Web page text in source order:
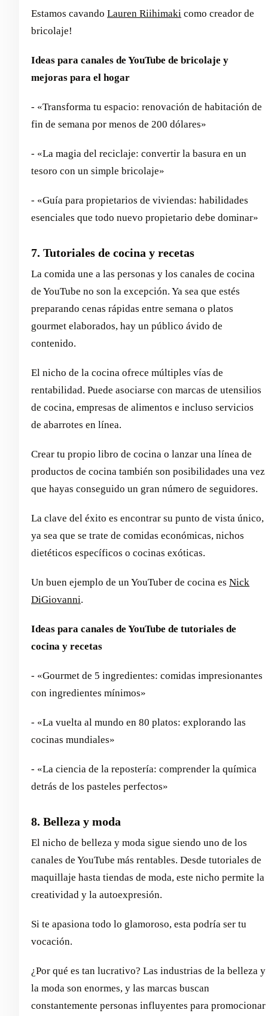
Estamos cavando Lauren Riihimaki como creador de
bricolaje!
Ideas para canales de YouTube de bricolaje y
mejoras para el hogar
- «Transforma tu espacio: renovación de habitación de
fin de semana por menos de 200 dólares»
- «La magia del reciclaje: convertir la basura en un
tesoro con un simple bricolaje»
- «Guía para propietarios de viviendas: habilidades
esenciales que todo nuevo propietario debe dominar»
7. Tutoriales de cocina y recetas
La comida une a las personas y los canales de cocina
de YouTube no son la excepción. Ya sea que estés
preparando cenas rápidas entre semana o platos
gourmet elaborados, hay un público ávido de
contenido.
El nicho de la cocina ofrece múltiples vías de
rentabilidad. Puede asociarse con marcas de utensilios
de cocina, empresas de alimentos e incluso servicios
de abarrotes en línea.
Crear tu propio libro de cocina o lanzar una línea de
productos de cocina también son posibilidades una vez
que hayas conseguido un gran número de seguidores.
La clave del éxito es encontrar su punto de vista único,
ya sea que se trate de comidas económicas, nichos
dietéticos específicos o cocinas exóticas.
Un buen ejemplo de un YouTuber de cocina es Nick
DiGiovanni.
Ideas para canales de YouTube de tutoriales de
cocina y recetas
- «Gourmet de 5 ingredientes: comidas impresionantes
con ingredientes mínimos»
- «La vuelta al mundo en 80 platos: explorando las
cocinas mundiales»
- «La ciencia de la repostería: comprender la química
detrás de los pasteles perfectos»
8. Belleza y moda
El nicho de belleza y moda sigue siendo uno de los
canales de YouTube más rentables. Desde tutoriales de
maquillaje hasta tiendas de moda, este nicho permite la
creatividad y la autoexpresión.
Si te apasiona todo lo glamoroso, esta podría ser tu
vocación.
¿Por qué es tan lucrativo? Las industrias de la belleza y
la moda son enormes, y las marcas buscan
constantemente personas influyentes para promocionar